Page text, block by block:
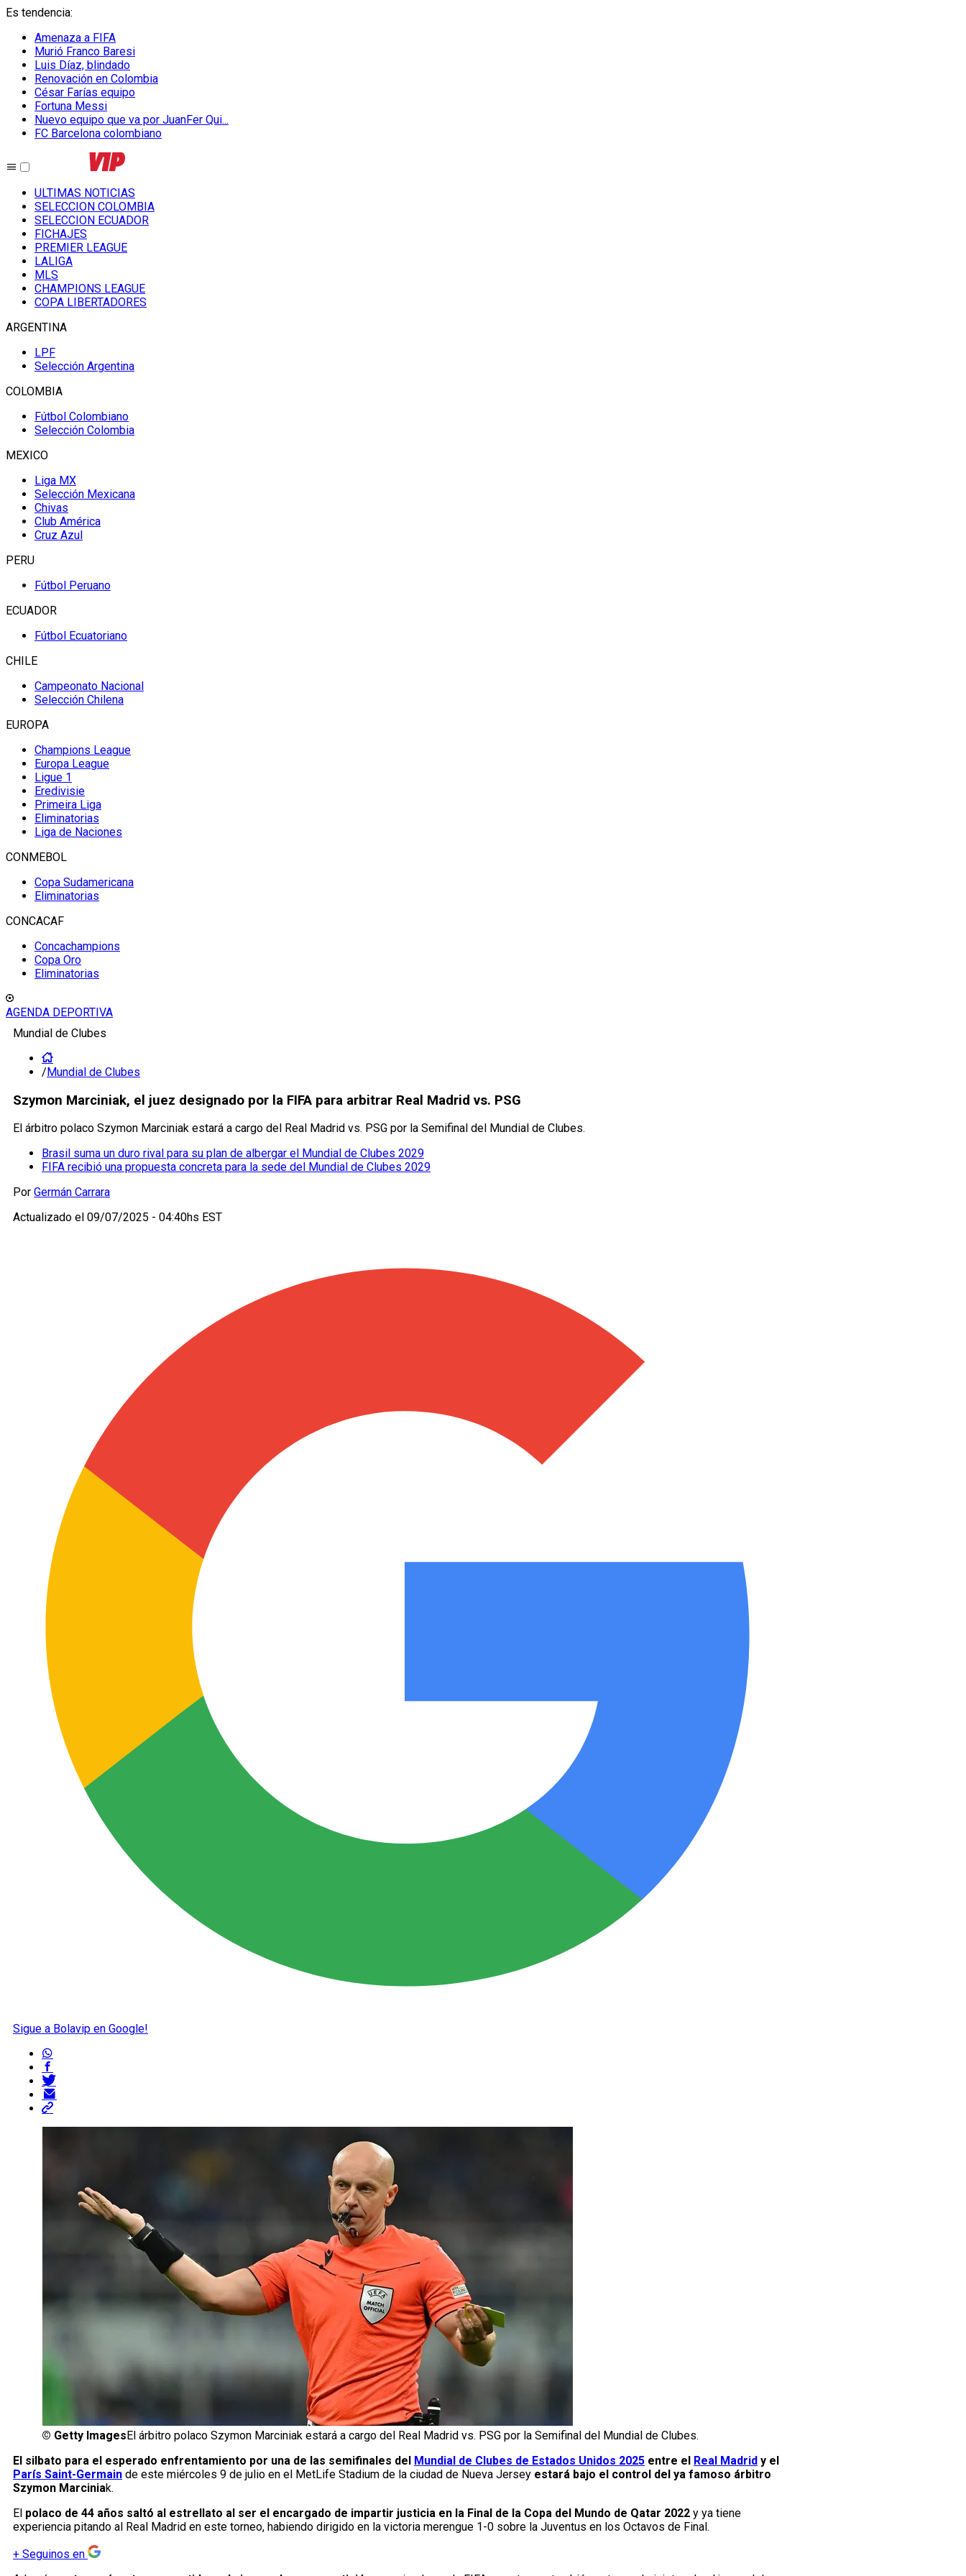
Es tendencia:
Amenaza a FIFA
Murió Franco Baresi
Luis Díaz, blindado
Renovación en Colombia
César Farías equipo
Fortuna Messi
Nuevo equipo que va por JuanFer Qui...
FC Barcelona colombiano
ULTIMAS NOTICIAS
SELECCION COLOMBIA
SELECCION ECUADOR
FICHAJES
PREMIER LEAGUE
LALIGA
MLS
CHAMPIONS LEAGUE
COPA LIBERTADORES
ARGENTINA
LPF
Selección Argentina
COLOMBIA
Fútbol Colombiano
Selección Colombia
MEXICO
Liga MX
Selección Mexicana
Chivas
Club América
Cruz Azul
PERU
Fútbol Peruano
ECUADOR
Fútbol Ecuatoriano
CHILE
Campeonato Nacional
Selección Chilena
EUROPA
Champions League
Europa League
Ligue 1
Eredivisie
Primeira Liga
Eliminatorias
Liga de Naciones
CONMEBOL
Copa Sudamericana
Eliminatorias
CONCACAF
Concachampions
Copa Oro
Eliminatorias
AGENDA DEPORTIVA
Mundial de Clubes
/Mundial de Clubes
Szymon Marciniak, el juez designado por la FIFA para arbitrar Real Madrid vs. PSG
El árbitro polaco Szymon Marciniak estará a cargo del Real Madrid vs. PSG por la Semifinal del Mundial de Clubes.
Brasil suma un duro rival para su plan de albergar el Mundial de Clubes 2029
FIFA recibió una propuesta concreta para la sede del Mundial de Clubes 2029
Por Germán Carrara
Actualizado el 09/07/2025 - 04:40hs EST
Sigue a Bolavip en Google!
© Getty Images El árbitro polaco Szymon Marciniak estará a cargo del Real Madrid vs. PSG por la Semifinal del Mundial de Clubes.
El silbato para el esperado enfrentamiento por una de las semifinales del
Mundial de Clubes de Estados Unidos 2025 entre el Real Madrid y el
París Saint-Germain de este miércoles 9 de julio en el MetLife Stadium de la ciudad de Nueva Jersey estará bajo el control del ya famoso árbitro
Szymon Marciniak.
El polaco de 44 años saltó al estrellato al ser el encargado de impartir justicia en la Final de la Copa del Mundo de Qatar 2022 y ya tiene
experiencia pitando al Real Madrid en este torneo, habiendo dirigido en la victoria merengue 1-0 sobre la Juventus en los Octavos de Final.
+ Seguinos en